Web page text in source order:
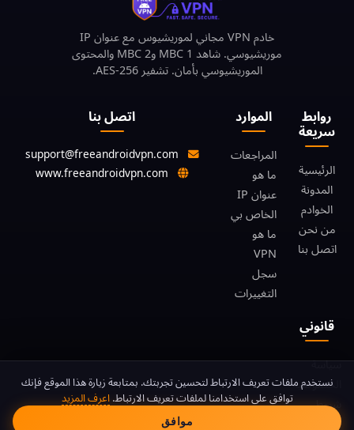
روابط
سريعة
الرئيسية
المدونة
الخوادم
من نحن
اتصل بنا
الموارد
المراجعات
ما هو
عنوان IP
الخاص بي
ما هو
VPN
سجل
التغييرات
قانوني
سياسة
الخصوصية
شروط
الخدمة
خادم VPN مجاني لموريشيوس مع عنوان IP
موريشيوسي. شاهد MBC 1 وMBC 2 والمحتوى
الموريشيوسي بأمان. تشفير AES-256.
اتصل بنا
موافقة ملفات تعريف
نستخدم ملفات تعريف الارتباط لتحسين تجربتك. بمتابعة زيارة هذا الموقع فإنك
توافق على استخدامنا لملفات تعريف الارتباط.اعرف المزيد
موافق